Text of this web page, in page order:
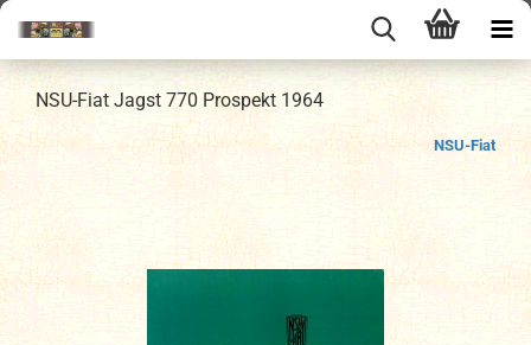
NSU-Fiat Jagst 770 Prospekt 1964
NSU-Fiat